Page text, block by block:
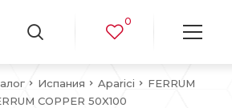
0
Испания Aparici
FERRUM
COPPER 50X100